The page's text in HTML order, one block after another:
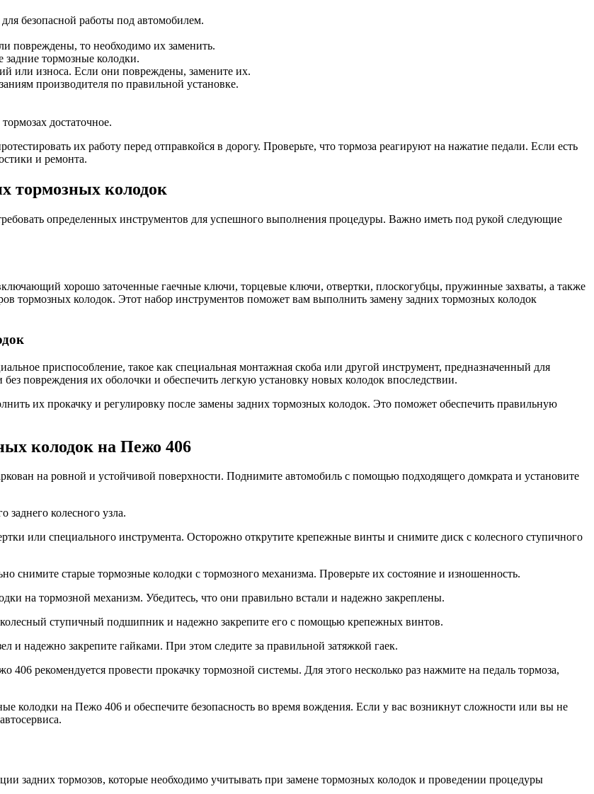
безопасной работы под автомобилем.
повреждены, то необходимо их заменить.
тормозные колодки.
или износа. Если они повреждены, замените их.
производителя по правильной установке.
достаточное.
их работу перед отправкойся в дорогу. Проверьте, что тормоза реагируют на нажатие педали. Если есть
и ремонта.
тормозных колодок
определенных инструментов для успешного выполнения процедуры. Важно иметь под рукой следующие
хорошо заточенные гаечные ключи, торцевые ключи, отвертки, плоскогубцы, пружинные захваты, а также
тормозных колодок. Этот набор инструментов поможет вам выполнить замену задних тормозных колодок
приспособление, такое как специальная монтажная скоба или другой инструмент, предназначенный для
повреждения их оболочки и обеспечить легкую установку новых колодок впоследствии.
их прокачку и регулировку после замены задних тормозных колодок. Это поможет обеспечить правильную
колодок на Пежо 406
на ровной и устойчивой поверхности. Поднимите автомобиль с помощью подходящего домкрата и установите
колесного узла.
или специального инструмента. Осторожно открутите крепежные винты и снимите диск с колесного ступичного
снимите старые тормозные колодки с тормозного механизма. Проверьте их состояние и изношенность.
на тормозной механизм. Убедитесь, что они правильно встали и надежно закреплены.
колесный ступичный подшипник и надежно закрепите его с помощью крепежных винтов.
и надежно закрепите гайками. При этом следите за правильной затяжкой гаек.
рекомендуется провести прокачку тормозной системы. Для этого несколько раз нажмите на педаль тормоза,
колодки на Пежо 406 и обеспечите безопасность во время вождения. Если у вас возникнут сложности или вы не
задних тормозов, которые необходимо учитывать при замене тормозных колодок и проведении процедуры